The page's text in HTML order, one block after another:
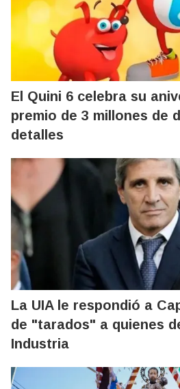
El Quini 6 celebra su
premio de 3 millones de
detalles
La UIA le respondió a
de "tarados" a quienes
Industria